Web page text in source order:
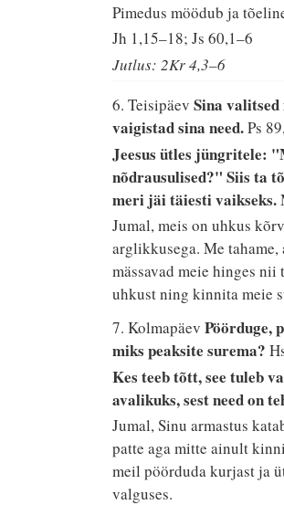
Pimedus möödub ja
Jh 1,15–18; Js 60,1–6
Jutlus: 2Kr 4,3–6
6. TeisipäevSina
vaigistad sina need.Ps
Jeesus ütles jüngritele:
nõdrausulised?" Siis ta
meri jäi täiesti vaikseks.
Jumal, meis on uhkus
arglikkusega. Me tahame,
mässavad meie hinges
uhkust ning kinnita meie
7. KolmapäevPöörduge,
miks peaksite surema?
Kes teeb tõtt, see tuleb
avalikuks, sest need on
Jumal, Sinu armastus
patte aga mitte ainult
meil pöörduda kurjast ja
valguses.